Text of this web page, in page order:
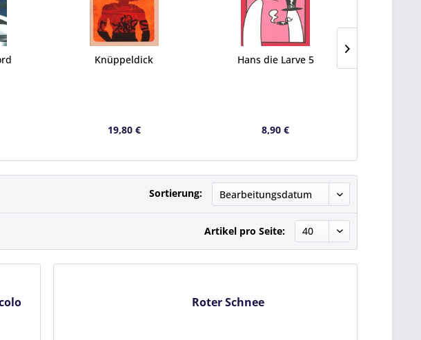
Knüppeldick
19,80 €
Hans die Larve 5
8,90 €
Sortierung:
Artikel pro Seite:
Roter Schnee